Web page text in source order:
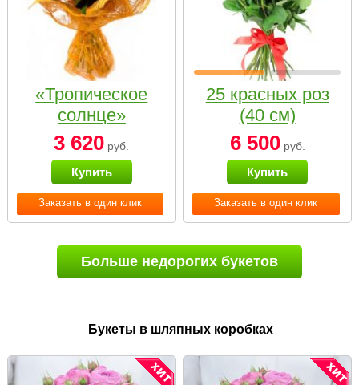
Заказать в один клик
«Тропическое
солнце»
3 620 руб.
Купить
Заказать в один клик
25 красных роз
(40 см)
6 500руб.
Купить
Больше недорогих букетов
Букеты в шляпных коробках